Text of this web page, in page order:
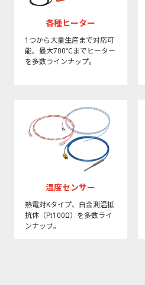
各種ヒーター
1つから大量生産まで対応可
能。最大700℃までヒーター
を多数ラインナップ。
温度センサー
熱電対Kタイプ、白金測温抵
抗体（Pt100Ω）を多数ライ
ンナップ。